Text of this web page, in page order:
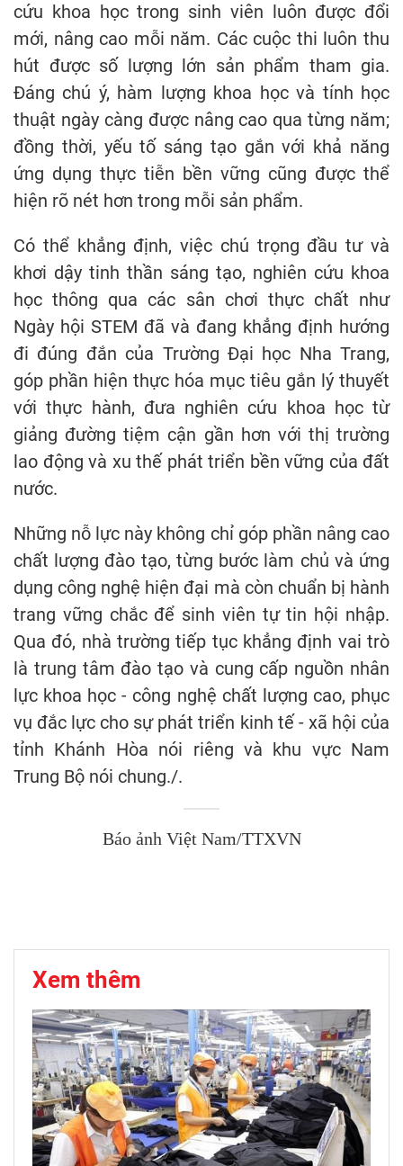
cứu khoa học trong sinh viên luôn được đổi
mới, nâng cao mỗi năm. Các cuộc thi luôn thu
hút được số lượng lớn sản phẩm tham gia.
Đáng chú ý, hàm lượng khoa học và tính học
thuật ngày càng được nâng cao qua từng năm;
đồng thời, yếu tố sáng tạo gắn với khả năng
ứng dụng thực tiễn bền vững cũng được thể
hiện rõ nét hơn trong mỗi sản phẩm.
Có thể khẳng định, việc chú trọng đầu tư và
khơi dậy tinh thần sáng tạo, nghiên cứu khoa
học thông qua các sân chơi thực chất như
Ngày hội STEM đã và đang khẳng định hướng
đi đúng đắn của Trường Đại học Nha Trang,
góp phần hiện thực hóa mục tiêu gắn lý thuyết
với thực hành, đưa nghiên cứu khoa học từ
giảng đường tiệm cận gần hơn với thị trường
lao động và xu thế phát triển bền vững của đất
nước.
Những nỗ lực này không chỉ góp phần nâng cao
chất lượng đào tạo, từng bước làm chủ và ứng
dụng công nghệ hiện đại mà còn chuẩn bị hành
trang vững chắc để sinh viên tự tin hội nhập.
Qua đó, nhà trường tiếp tục khẳng định vai trò
là trung tâm đào tạo và cung cấp nguồn nhân
lực khoa học - công nghệ chất lượng cao, phục
vụ đắc lực cho sự phát triển kinh tế - xã hội của
tỉnh Khánh Hòa nói riêng và khu vực Nam
Trung Bộ nói chung./.
Báo ảnh Việt Nam/TTXVN
Xem thêm